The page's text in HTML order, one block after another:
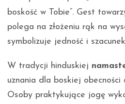
boskość w Tobie”. Gest
polega na złożeniu rąk na
symbolizuje jedność i
W tradycji hinduskiej
uznania dla boskiej obecności
Osoby praktykujące jogę